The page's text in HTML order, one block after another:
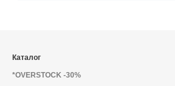
Каталог
*OVERSTOCK -30%